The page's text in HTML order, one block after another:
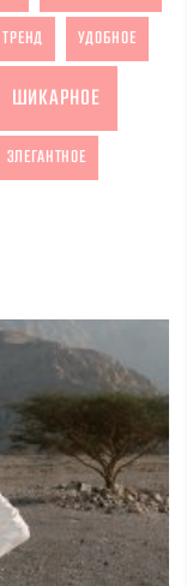
ТРЕНД УДОБНОЕ
ШИКАРНОЕ
ЭЛЕГАНТНОЕ